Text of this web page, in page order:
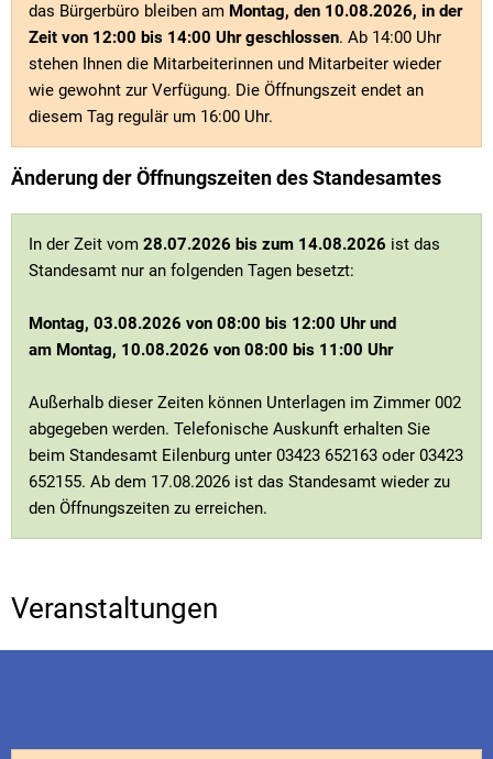
das Bürgerbüro bleiben am Montag, den 10.08.2026, in der
Zeit von 12:00 bis 14:00 Uhr geschlossen. Ab 14:00 Uhr
stehen Ihnen die Mitarbeiterinnen und Mitarbeiter wieder
wie gewohnt zur Verfügung. Die Öffnungszeit endet an
diesem Tag regulär um 16:00 Uhr.
Änderung der Öffnungszeiten des Standesamtes
In der Zeit vom 28.07.2026 bis zum 14.08.2026 ist das
Standesamt nur an folgenden Tagen besetzt:
Montag, 03.08.2026 von 08:00 bis 12:00 Uhr und
am Montag, 10.08.2026 von 08:00 bis 11:00 Uhr
Außerhalb dieser Zeiten können Unterlagen im Zimmer 002
abgegeben werden. Telefonische Auskunft erhalten Sie
beim Standesamt Eilenburg unter 03423 652163 oder 03423
652155. Ab dem 17.08.2026 ist das Standesamt wieder zu
den Öffnungszeiten zu erreichen.
Veranstaltungen